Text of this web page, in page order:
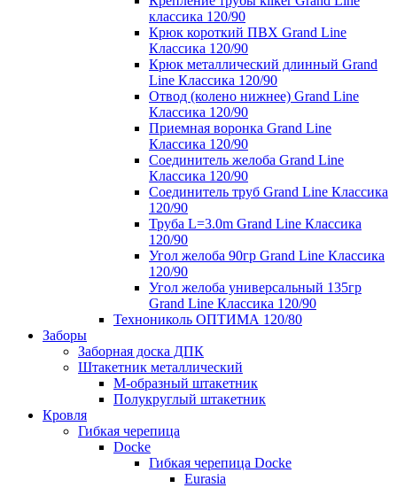
классика 120/90
Крюк короткий ПВХ Grand Line
Классика 120/90
Крюк металлический длинный Grand
Line Классика 120/90
Отвод (колено нижнее) Grand Line
Классика 120/90
Приемная воронка Grand Line
Классика 120/90
Соединитель желоба Grand Line
Классика 120/90
Соединитель труб Grand Line Классика
120/90
Труба L=3.0m Grand Line Классика
120/90
Угол желоба 90гр Grand Line Классика
120/90
Угол желоба универсальный 135гр
Grand Line Классика 120/90
Технониколь ОПТИМА 120/80
Заборы
Заборная доска ДПК
Штакетник металлический
М-образный штакетник
Полукруглый штакетник
Кровля
Гибкая черепица
Docke
Гибкая черепица Docke
Eurasia